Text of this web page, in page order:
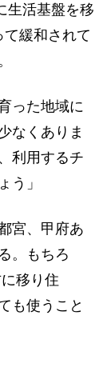
生活基盤を移
緩和されて
った地域に
なくありま
利用するチ
う」
宮、甲府あ
。もちろ
移り住
も使うこと